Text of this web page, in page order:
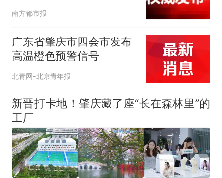
费边界
南方都市报
广东省肇庆市四会市发布
高温橙色预警信号
北青网-北京青年报
新晋打卡地！肇庆藏了座“长在森林里”的
工厂